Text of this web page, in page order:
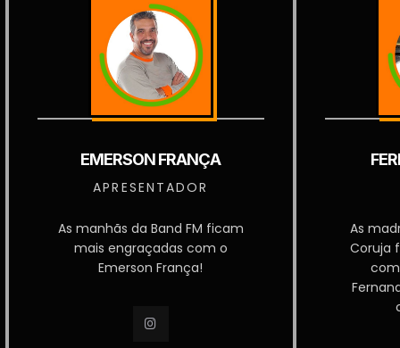
EMERSON FRANÇA
APRESENTADOR
As manhãs da Band FM ficam
mais engraçadas com o
Emerson França!
As
Coruja